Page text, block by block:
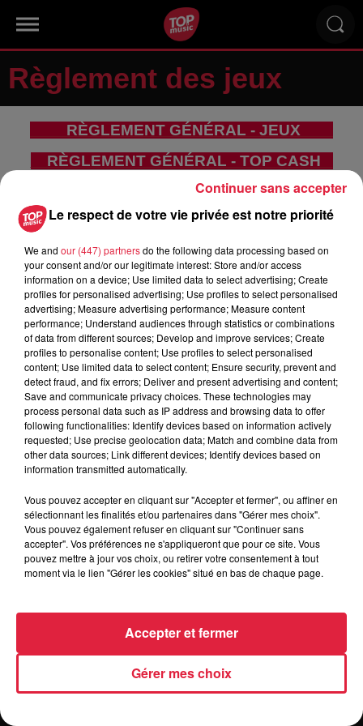
Règlement des jeux
RÈGLEMENT GÉNÉRAL - JEUX
RÈGLEMENT GÉNÉRAL - TOP CASH
RÈGLEMENT - DUEL DES CHAMPIONS
RADIO INFOS
TRAQUEURS D'EMPLOI CASTING
JEUX AGENDA PODCASTS
HOROSCOPE CLUBS PARTENAIRES
Contactez-nous Mentions légales
Gestion des cookies Règlement des jeux
Charte sur les données personnelles et cookies
Plan du site
Le respect de votre vie privée est notre priorité
We and our (447) partnersdo the following data processing based on
your consent and/or our legitimate interest: Store and/or access
information on a device; Use limited data to select advertising; Create
profiles for personalised advertising; Use profiles to select personalised
advertising; Measure advertising performance; Measure content
performance; Understand audiences through statistics or combinations
of data from different sources; Develop and improve services; Create
profiles to personalise content; Use profiles to select personalised
content; Use limited data to select content; Ensure security, prevent and
detect fraud, and fix errors; Deliver and present advertising and content;
Save and communicate privacy choices. These technologies may
process personal data such as IP address and browsing data to offer
following functionalities: Identify devices based on information actively
requested; Use precise geolocation data; Match and combine data from
other data sources; Link different devices; Identify devices based on
information transmitted automatically.
Vous pouvez accepter en cliquant sur "Accepter et fermer", ou affiner en
sélectionnant les finalités et/ou partenaires dans "Gérer mes choix".
Vous pouvez également refuser en cliquant sur "Continuer sans
accepter". Vos préférences ne s'appliqueront que pour ce site. Vous
pouvez mettre à jour vos choix, ou retirer votre consentement à tout
moment via le lien "Gérer les cookies" situé en bas de chaque page.
Gérer mes choix
Accepter et fermer
Continuer sans accepter